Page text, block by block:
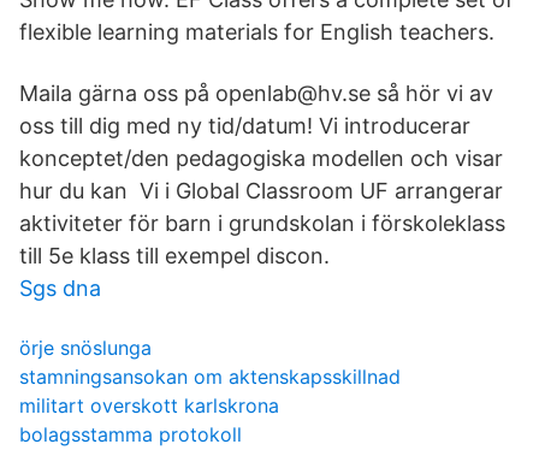
flexible learning materials for English teachers.
Maila gärna oss på openlab@hv.se så hör vi av
oss till dig med ny tid/datum! Vi introducerar
konceptet/den pedagogiska modellen och visar
hur du kan Vi i Global Classroom UF arrangerar
aktiviteter för barn i grundskolan i förskoleklass
till 5e klass till exempel discon.
Sgs dna
örje snöslunga
stamningsansokan om aktenskapsskillnad
militart overskott karlskrona
bolagsstamma protokoll